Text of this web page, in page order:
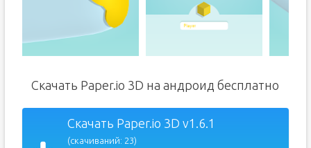
Скачать Paper.io 3D на андроид бесплатно
Скачать Paper.io 3D v1.6.1
(скачиваний: 23)